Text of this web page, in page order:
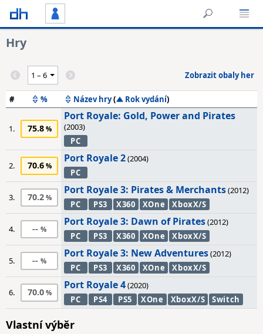
Hry
Zobrazit obaly her
# % Název hry( Rok vydání)
1. 75.8
Port Royale: Gold, Power and Pirates
(2003)
PC
2. 70.6
Port Royale 2(2004)
PC
3. 70.2
Port Royale 3: Pirates & Merchants(2012)
PC
PS3 X360 XOne XboxX/S
4. --
Port Royale 3: Dawn of Pirates(2012)
PC
PS3 X360 XOne XboxX/S
5. --
Port Royale 3: New Adventures(2012)
PC
PS3 X360 XOne XboxX/S
6. 70.0
Port Royale 4(2020)
PC
PS4 PS5 XOne XboxX/S Switch
Vlastní výběr